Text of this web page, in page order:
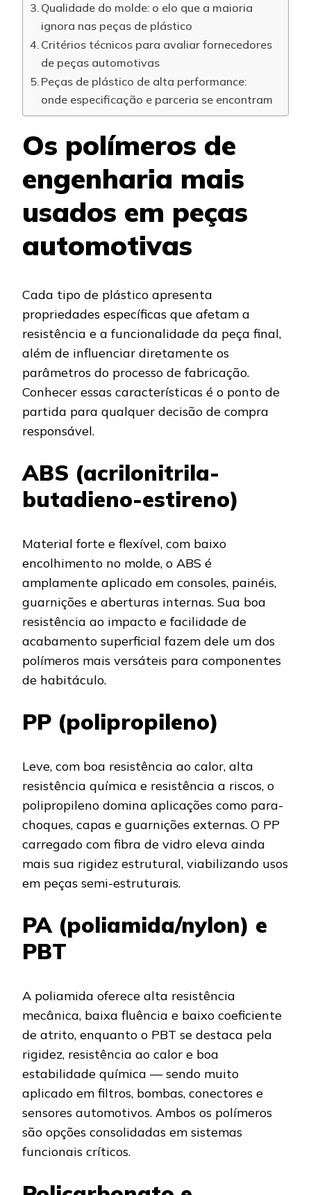
Qualidade do molde: o elo que a maioria
ignora nas peças de plástico
Critérios técnicos para avaliar fornecedores
de peças automotivas
Peças de plástico de alta performance:
onde especificação e parceria se encontram
Os polímeros de
engenharia mais
usados em peças
automotivas
Cada tipo de plástico apresenta
propriedades específicas que afetam a
resistência e a funcionalidade da peça final,
além de influenciar diretamente os
parâmetros do processo de fabricação.
Conhecer essas características é o ponto de
partida para qualquer decisão de compra
responsável.
ABS (acrilonitrila-
butadieno-estireno)
Material forte e flexível, com baixo
encolhimento no molde, o ABS é
amplamente aplicado em consoles, painéis,
guarnições e aberturas internas. Sua boa
resistência ao impacto e facilidade de
acabamento superficial fazem dele um dos
polímeros mais versáteis para componentes
de habitáculo.
PP (polipropileno)
Leve, com boa resistência ao calor, alta
resistência química e resistência a riscos, o
polipropileno domina aplicações como para-
choques, capas e guarnições externas. O PP
carregado com fibra de vidro eleva ainda
mais sua rigidez estrutural, viabilizando usos
em peças semi-estruturais.
PA (poliamida/nylon) e
PBT
A poliamida oferece alta resistência
mecânica, baixa fluência e baixo coeficiente
de atrito, enquanto o PBT se destaca pela
rigidez, resistência ao calor e boa
estabilidade química — sendo muito
aplicado em filtros, bombas, conectores e
sensores automotivos. Ambos os polímeros
são opções consolidadas em sistemas
funcionais críticos.